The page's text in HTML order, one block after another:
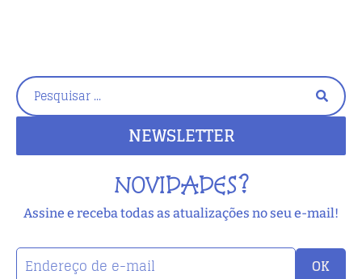
NEWSLETTER
NOVIDADES?
Assine e receba todas as atualizações no seu e-mail!
OK